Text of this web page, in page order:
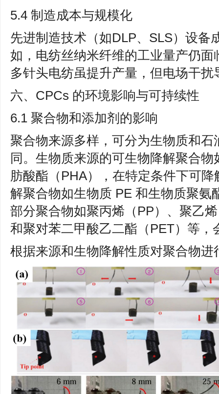
5.4 制造成本与规模化
先进制造技术（如DLP、SLS）设备
如，电纺丝纳米纤维的工业量产仍
多针头电纺虽提升产量，但电场干
六、CPCs 的环境影响与可持续性
6.1 聚合物和添加剂的影响
聚合物来源多样，可分为生物质和
同。生物质来源的可生物降解聚合
肪酸酯（PHA），在特定条件下可
解聚合物如生物质 PE 和生物质聚氨
部分聚合物如聚丙烯（PP）、聚乙
和聚对苯二甲酸乙二酯（PET）等，
根据来源和生物降解性质对聚合物进